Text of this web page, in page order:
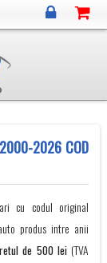
2000-2026 COD
cu codul original
produs intre anii
de 500 lei(TVA